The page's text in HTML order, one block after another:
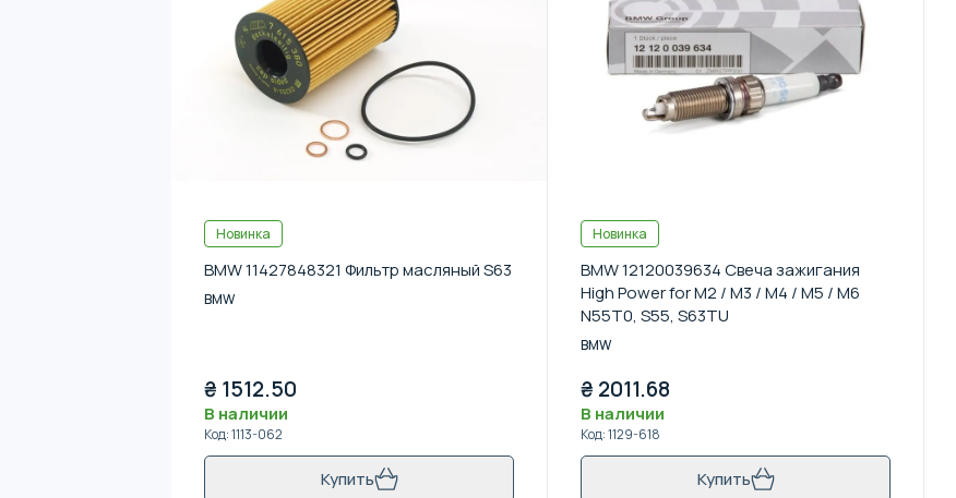
Новинка
BMW 11427848321 Фильтр масляный S63
BMW
₴ 1512.50
В наличии
Код:1113-062
Купить
Новинка
BMW 12120039634 Свеча зажигания
High Power for M2 / M3 / M4 / M5 / M6
N55T0, S55, S63TU
BMW
₴ 2011.68
В наличии
Код:1129-618
Купить